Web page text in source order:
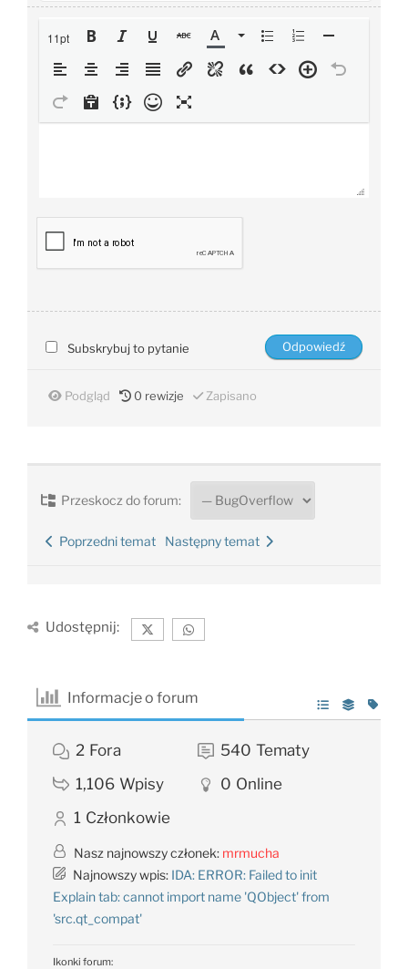
11pt
Subskrybuj to pytanie
Podgląd 0 rewizje Zapisano
Przeskocz do forum:
Poprzedni temat Następny temat
Udostępnij:
Informacje o forum
2 Fora 540 Tematy
1,106 Wpisy 0 Online
1 Członkowie
Nasz najnowszy członek: mrmucha
Najnowszy wpis: IDA: ERROR: Failed to init
Explain tab: cannot import name 'QObject' from
'src.qt_compat'
Ikonki forum: